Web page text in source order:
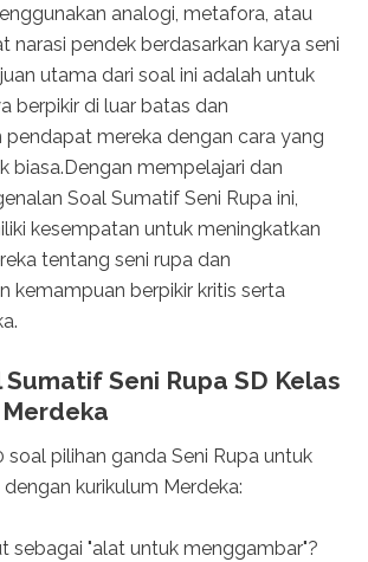
analogi, metafora, atau
narasi pendek berdasarkan karya seni
utama dari soal ini adalah untuk
berpikir di luar batas dan
mereka dengan cara yang
biasa.Dengan mempelajari dan
Soal Sumatif Seni Rupa ini,
kesempatan untuk meningkatkan
tentang seni rupa dan
kemampuan berpikir kritis serta
Seni Rupa SD Kelas
soal pilihan ganda Seni Rupa untuk
kurikulum Merdeka:
sebagai "alat untuk menggambar"?